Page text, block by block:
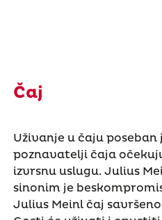
Čaj
Uživanje u čaju
poznavatelji čaja
izvrsnu uslugu. Julius
sinonim je
Julius Meinl čaj